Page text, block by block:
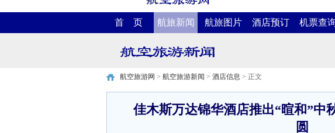
首 页 航旅新闻 航旅图片 酒店预订 机票查
航空旅游网 > 航空旅游新闻 > 酒店信息 > 正文
佳木斯万达锦华酒店推出“暄和”中
圆